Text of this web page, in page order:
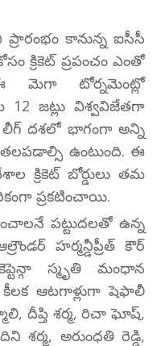
కానున్న ఐసీసీ
క్రికెట్ ప్రపంచం ఎంతో
ఈ మెగా టోర్నమెంట్లో
12 జట్లు విశ్వవిజేతగా
లీగ్ దశలో భాగంగా అన్ని
తలపడాల్సి ఉంటుంది. ఈ
క్రికెట్ బోర్డులు తమ
ప్రకటించాయి.
పట్టుదలతో ఉన్న
హర్మన్డీప్రీత్ కౌర్
స్మృతి మంధాన
కీలక ఆటగాళ్లుగా షెఫాలీ
దీప్తి శర్మ, రిచా ఘోష్,
అరుంధతి రెడ్డి,